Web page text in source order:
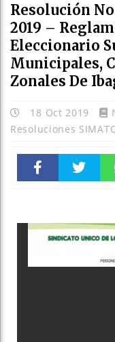
Resolución
2019 –
Eleccionario
Municipales,
Zonales De
18 Oct 2019
Resoluciones
k